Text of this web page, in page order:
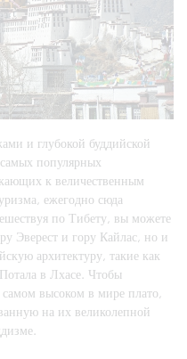
и глубокой буддийской
популярных
к величественным
ежегодно сюда
по Тибету, вы можете
Эверест и гору Кайлас, но и
архитектуру, такие как
в Лхасе. Чтобы
высоком в мире плато,
на их великолепной